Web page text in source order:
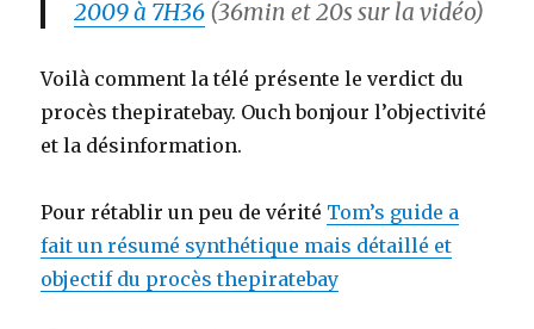
2009 à 7H36 (36min et 20s sur la vidéo)
Voilà comment la télé présente le verdict du
procès thepiratebay. Ouch bonjour l’objectivité
et la désinformation.
Pour rétablir un peu de vérité Tom’s guide a
fait un résumé synthétique mais détaillé et
objectif du procès thepiratebay